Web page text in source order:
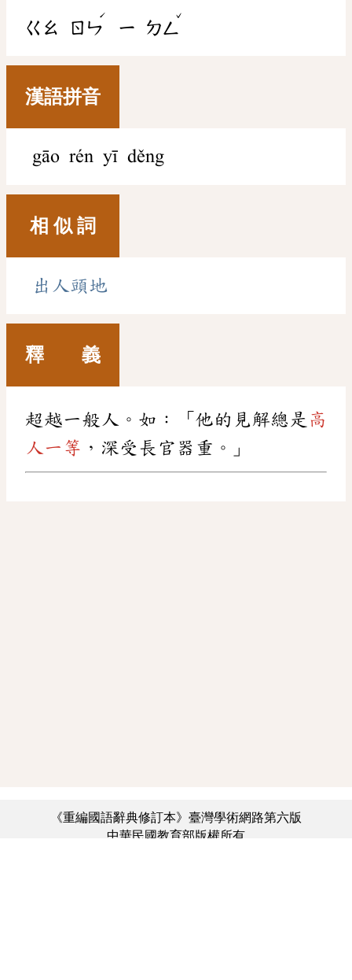
ㄍㄠ ㄖㄣ
ˊ
ㄧ ㄉㄥ
ˇ
漢語拼音
gāo rén yī děng
相 似 詞
出人頭地
釋 義
超越一般人。如：「他的見解總是 高
人一等 ，深受長官器重。」
《重編國語辭典修訂本》臺灣學術網路第六版
中華民國教育部版權所有